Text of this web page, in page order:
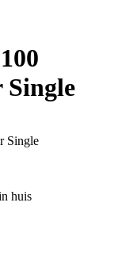
Single
Single
huis